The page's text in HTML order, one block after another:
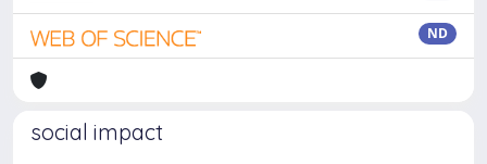
ND
social impact